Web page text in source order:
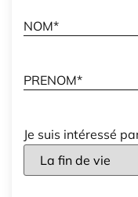
Je suis intéressé